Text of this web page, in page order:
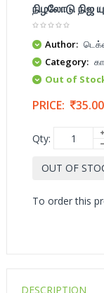
நிழலோடு நிஜ
Author:
Category:
Out of
PRICE: 35.00
Qty:
OUT OF
To order this
DESCRIPTION